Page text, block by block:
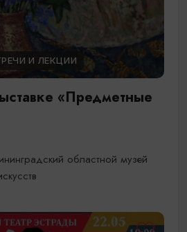
И ЛЕКЦИИ
«Предметные
областной музей